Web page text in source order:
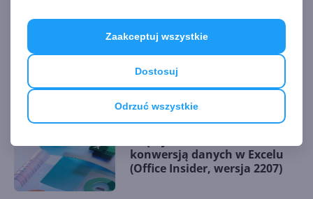
Odrzuć wszystkie
Dostosuj
Zaakceptuj wszystkie
Office na macOS pozwala
dodawać zewnętrzne konta
magazynu
konwersją danych w Excelu
(Office Insider, wersja 2207)